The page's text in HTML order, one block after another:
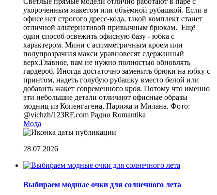
укороченным жакетом или объёмной рубашкой. Если в
офисе нет строгого дресс-кода, такой комплект станет
отличной альтернативой привычным брюкам. Ещё
один способ освежить офисную базу - юбка с
характером. Мини с асимметричным кроем или
полупрозрачная макси уравновесят сдержанный
верх.Главное, вам не нужно полностью обновлять
гардероб. Иногда достаточно заменить брюки на юбку с
принтом, надеть голубую рубашку вместо белой или
добавить жакет современного кроя. Потому что именно
эти небольшие детали отличают офисные образы
модниц из Копенгагена, Парижа и Милана. Фото:
@vichzh/123RF.com Радио Romantika
Мода
28 07 2026
Выбираем модные очки для солнечного лета